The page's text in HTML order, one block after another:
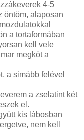
4-5
öntöm, alaposan
a tortaformában
kell vele
megköt a
a simább felével
a zselatint két
el.
kis lábosban
nem kell